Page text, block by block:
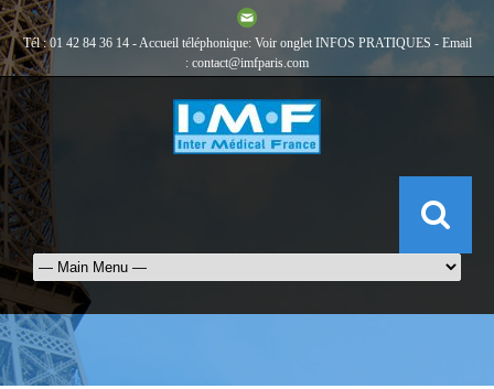
Tél : 01 42 84 36 14 - Accueil téléphonique: Voir onglet INFOS PRATIQUES - Email
: contact@imfparis.com